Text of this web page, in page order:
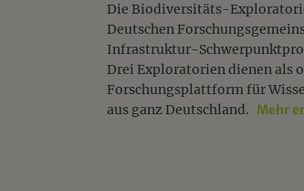
Die Biodiversitäts-
Deutschen
Infrastruktur-
Drei Exploratorien dienen als
Forschungsplattform für
aus ganz Deutschland. Mehr